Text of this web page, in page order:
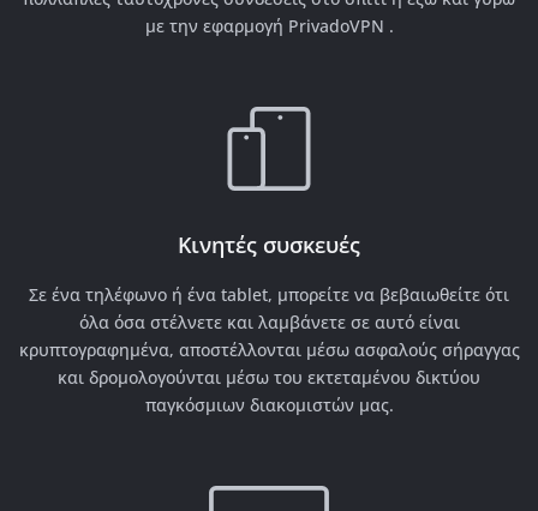
με την εφαρμογή PrivadoVPN .
Κινητές συσκευές
Σε ένα τηλέφωνο ή ένα tablet, μπορείτε να βεβαιωθείτε ότι
όλα όσα στέλνετε και λαμβάνετε σε αυτό είναι
κρυπτογραφημένα, αποστέλλονται μέσω ασφαλούς σήραγγας
και δρομολογούνται μέσω του εκτεταμένου δικτύου
παγκόσμιων διακομιστών μας.